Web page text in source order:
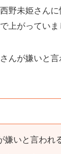
野未姫さん
上がっていま
んが嫌いと
嫌いと言われ